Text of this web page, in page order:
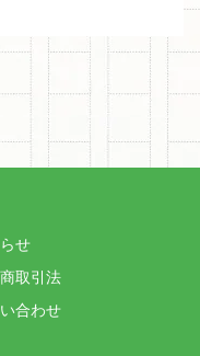
せ
取引法
合わせ